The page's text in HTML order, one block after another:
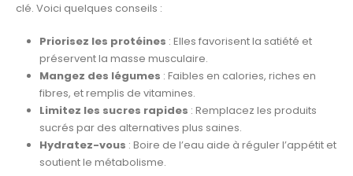
clé. Voici quelques conseils :
Priorisez les protéines : Elles favorisent la satiété et
préservent la masse musculaire.
Mangez des légumes : Faibles en calories, riches en
fibres, et remplis de vitamines.
Limitez les sucres rapides : Remplacez les produits
sucrés par des alternatives plus saines.
Hydratez-vous : Boire de l’eau aide à réguler l’appétit et
soutient le métabolisme.